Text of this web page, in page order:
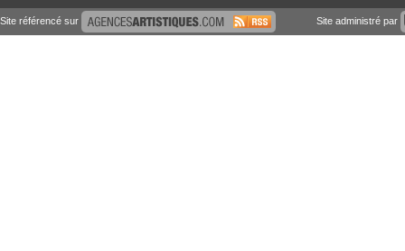
Site référencé sur Site administré par